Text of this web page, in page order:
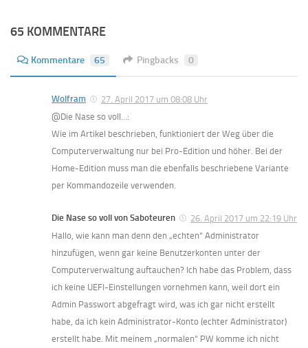
65 KOMMENTARE
Kommentare 65 Pingbacks 0
Wolfram
27. April 2017 um 08:08 Uhr
@Die Nase so voll…:
Wie im Artikel beschrieben, funktioniert der Weg über die
Computerverwaltung nur bei Pro-Edition und höher. Bei der
Home-Edition muss man die ebenfalls beschriebene Variante
per Kommandozeile verwenden.
Die Nase so voll von Saboteuren
26. April 2017 um 22:19 Uhr
Hallo, wie kann man denn den „echten“ Administrator
hinzufügen, wenn gar keine Benutzerkonten unter der
Computerverwaltung auftauchen? Ich habe das Problem, dass
ich keine UEFI-Einstellungen vornehmen kann, weil dort ein
Admin Passwort abgefragt wird, was ich gar nicht erstellt
habe, da ich kein Administrator-Konto (echter Administrator)
erstellt habe. Mit meinem „normalen“ PW komme ich nicht